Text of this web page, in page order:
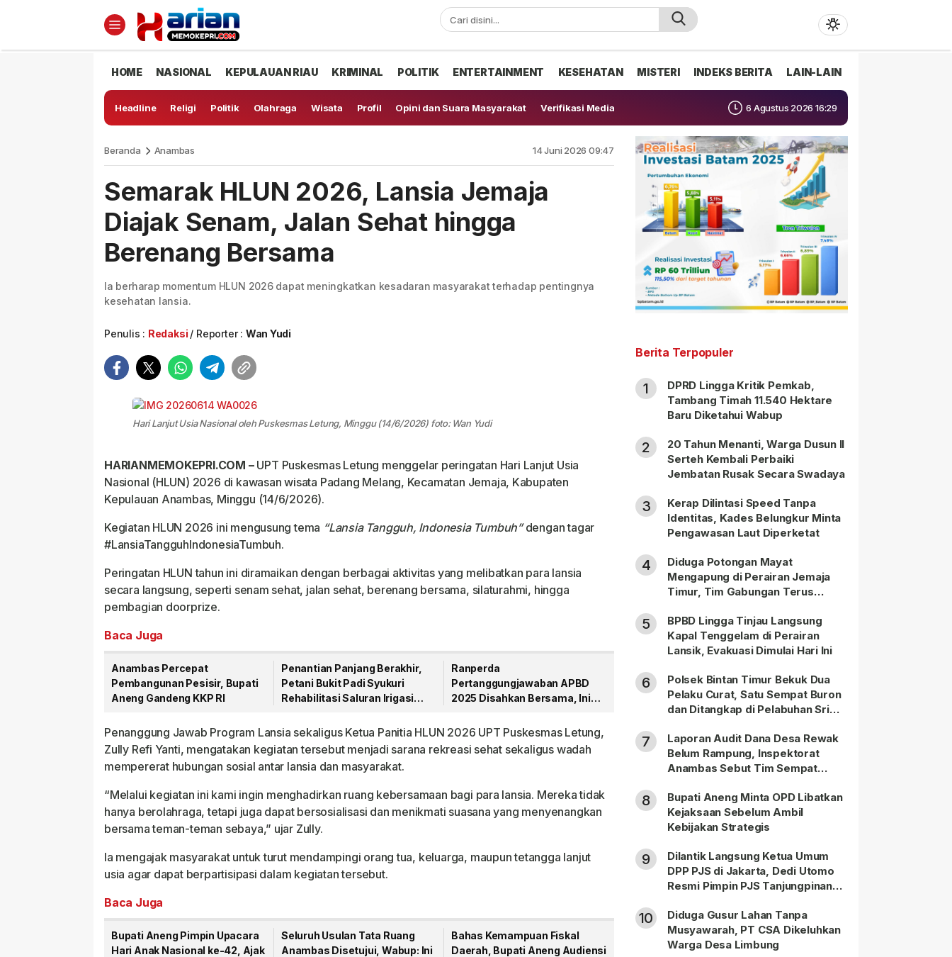
HOME NASIONAL KEPULAUAN RIAU KRIMINAL POLITIK ENTERTAINMENT KESEHATAN MISTERI INDEKS BERITA LAIN-LAIN
Headline Religi Politik Olahraga Wisata Profil Opini dan Suara Masyarakat Verifikasi Media 6 Agustus 2026 16:29
Beranda Anambas 14 Juni 2026 09:47
Semarak HLUN 2026, Lansia Jemaja
Diajak Senam, Jalan Sehat hingga
Berenang Bersama
Ia berharap momentum HLUN 2026 dapat meningkatkan kesadaran masyarakat terhadap pentingnya
kesehatan lansia.
Penulis : Redaksi Reporter : Wan Yudi
Hari Lanjut Usia Nasional oleh Puskesmas Letung, Minggu (14/6/2026) foto: Wan Yudi
HARIANMEMOKEPRI.COM –UPT Puskesmas Letung menggelar peringatan Hari Lanjut Usia
Nasional (HLUN) 2026 di kawasan wisata Padang Melang, Kecamatan Jemaja, Kabupaten
Kepulauan Anambas, Minggu (14/6/2026).
Kegiatan HLUN 2026 ini mengusung tema “Lansia Tangguh, Indonesia Tumbuh”dengan tagar
#LansiaTangguhIndonesiaTumbuh.
Peringatan HLUN tahun ini diramaikan dengan berbagai aktivitas yang melibatkan para lansia
secara langsung, seperti senam sehat, jalan sehat, berenang bersama, silaturahmi, hingga
pembagian doorprize.
Baca Juga
Anambas Percepat
Pembangunan Pesisir, Bupati
Aneng Gandeng KKP RI
Penantian Panjang Berakhir,
Petani Bukit Padi Syukuri
Rehabilitasi Saluran Irigasi
Ranperda
Pertanggungjawaban APBD
2025 Disahkan Bersama, Ini
Penanggung Jawab Program Lansia sekaligus Ketua Panitia HLUN 2026 UPT Puskesmas Letung,
Zully Refi Yanti, mengatakan kegiatan tersebut menjadi sarana rekreasi sehat sekaligus wadah
mempererat hubungan sosial antar lansia dan masyarakat.
“Melalui kegiatan ini kami ingin menghadirkan ruang kebersamaan bagi para lansia. Mereka tidak
hanya berolahraga, tetapi juga dapat bersosialisasi dan menikmati suasana yang menyenangkan
bersama teman-teman sebaya,” ujar Zully.
Ia mengajak masyarakat untuk turut mendampingi orang tua, keluarga, maupun tetangga lanjut
usia agar dapat berpartisipasi dalam kegiatan tersebut.
Baca Juga
Bupati Aneng Pimpin Upacara
Hari Anak Nasional ke-42, Ajak
Seluruh Usulan Tata Ruang
Anambas Disetujui, Wabup: Ini
Bahas Kemampuan Fiskal
Daerah, Bupati Aneng Audiensi
Berita Terpopuler
1
DPRD Lingga Kritik Pemkab,
Tambang Timah 11.540 Hektare
Baru Diketahui Wabup
2
20 Tahun Menanti, Warga Dusun II
Serteh Kembali Perbaiki
Jembatan Rusak Secara Swadaya
3
Kerap Dilintasi Speed Tanpa
Identitas, Kades Belungkur Minta
Pengawasan Laut Diperketat
4
Diduga Potongan Mayat
Mengapung di Perairan Jemaja
Timur, Tim Gabungan Terus
5
BPBD Lingga Tinjau Langsung
Kapal Tenggelam di Perairan
Lansik, Evakuasi Dimulai Hari Ini
6
Polsek Bintan Timur Bekuk Dua
Pelaku Curat, Satu Sempat Buron
dan Ditangkap di Pelabuhan Sri
7
Laporan Audit Dana Desa Rewak
Belum Rampung, Inspektorat
Anambas Sebut Tim Sempat
8
Bupati Aneng Minta OPD Libatkan
Kejaksaan Sebelum Ambil
Kebijakan Strategis
9
Dilantik Langsung Ketua Umum
DPP PJS di Jakarta, Dedi Utomo
Resmi Pimpin PJS Tanjungpinang-
10
Diduga Gusur Lahan Tanpa
Musyawarah, PT CSA Dikeluhkan
Warga Desa Limbung